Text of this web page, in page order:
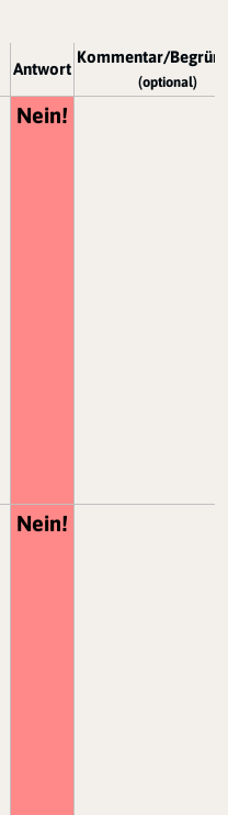
Antwort
Kommentar/
(optional)
Nein!
Nein!